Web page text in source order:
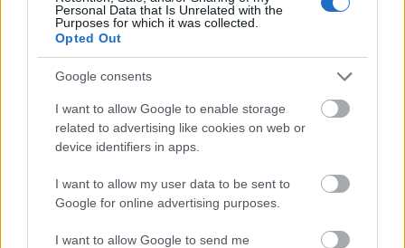
Personal Data that Is Unrelated with the
Purposes for which it was collected.
Opted Out
Google consents
I want to allow Google to enable storage
related to advertising like cookies on web or
device identifiers in apps.
I want to allow my user data to be sent to
Google for online advertising purposes.
I want to allow Google to send me
Piesele din colectia Moja Attitude au preturi
gasite in magazinul onlinewww.moja.ro .
Cele 9 fraze care ar trebui să te